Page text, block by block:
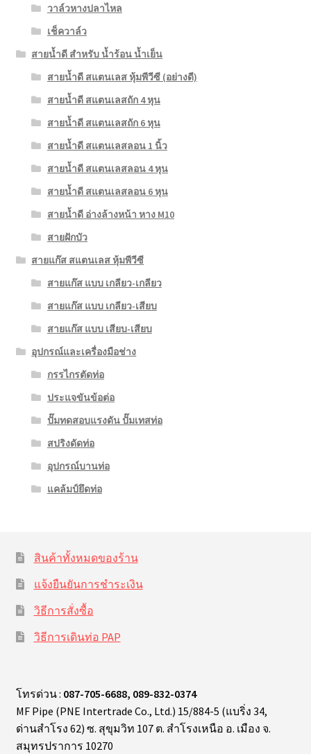
วาล์วหางปลาไหล
เช็ควาล์ว
สายน้ำดี สำหรับ น้ำร้อน น้ำเย็น
สายน้ำดี สแตนเลส หุ้มพีวีซี (อย่างดี)
สายน้ำดี สแตนเลสถัก 4 หุน
สายน้ำดี สแตนเลสถัก 6 หุน
สายน้ำดี สแตนเลสลอน 1 นิ้ว
สายน้ำดี สแตนเลสลอน 4 หุน
สายน้ำดี สแตนเลสลอน 6 หุน
สายน้ำดี อ่างล้างหน้า หาง M10
สายฝักบัว
สายแก๊ส สแตนเลส หุ้มพีวีซี
สายแก๊ส แบบ เกลียว-เกลียว
สายแก๊ส แบบ เกลียว-เสียบ
สายแก๊ส แบบ เสียบ-เสียบ
อุปกรณ์และเครื่องมือช่าง
กรรไกรตัดท่อ
ประแจขันข้อต่อ
ปั๊มทดสอบแรงดัน ปั๊มเทสท่อ
สปริงดัดท่อ
อุปกรณ์บานท่อ
แคล้มป์ยึดท่อ
สินค้าทั้งหมดของร้าน
แจ้งยืนยันการชำระเงิน
วิธีการสั่งซื้อ
วิธีการเดินท่อ PAP
โทรด่วน : 087-705-6688, 089-832-0374
MF Pipe (PNE Intertrade Co., Ltd.) 15/884-5 (แบริ่ง 34,
ด่านสำโรง 62) ซ. สุขุมวิท 107 ต. สำโรงเหนือ อ. เมือง จ.
สมุทรปราการ 10270